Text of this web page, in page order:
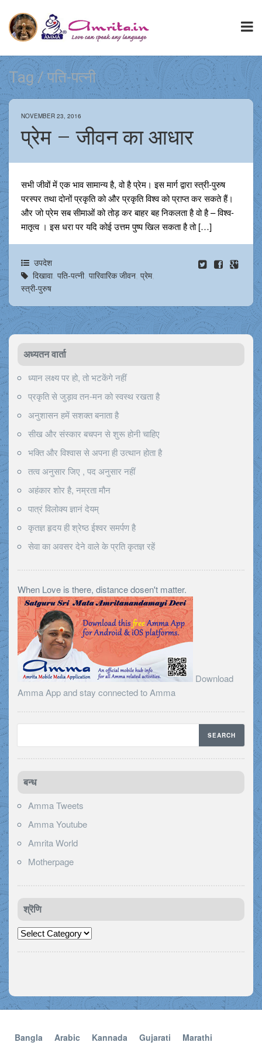
Tag / पति-पत्नी
NOVEMBER 23, 2016
प्रेम – जीवन का आधार
सभी जीवों में एक भाव सामान्य है, वो है प्रेम। इस मार्ग द्वारा स्त्री-पुरुष
परस्पर तथा दोनों प्रकृति को और प्रकृति विश्व को प्राप्त कर सकते हैं।
और जो प्रेम सब सीमाओं को तोड़ कर बाहर बह निकलता है वो है – विश्व-
मातृत्व । इस धरा पर यदि कोई उत्तम पुष्प खिल सकता है तो […]
उपदेश
दिखावा, पति-पत्नी, पारिवारिक जीवन, प्रेम,
स्त्री-पुरुष
अध्यतन वार्ता
ध्यान लक्ष्य पर हो, तो भटकेंगे नहीं
प्रकृति से जुड़ाव तन-मन को स्वस्थ रखता है
अनुशासन हमें सशक्त बनाता है
सीख और संस्कार बचपन से शुरू होनी चाहिए
भक्ति और विश्वास से अपना ही उत्थान होता है
तत्व अनुसार जिए , पद अनुसार नहीं
अहंकार शोर है, नम्रता मौन
पात्रं विलोक्य ज्ञानं देयम्
कृतज्ञ हृदय ही श्रेष्ठ ईश्वर समर्पण है
सेवा का अवसर देने वाले के प्रति कृतज्ञ रहें
When Love is there, distance dosen't matter.
Download
Amma App and stay connected to Amma
बन्ध
Amma Tweets
Amma Youtube
Amrita World
Motherpage
श्रॆणि
श्रॆणि
Bangla Arabic Kannada Gujarati
Marathi